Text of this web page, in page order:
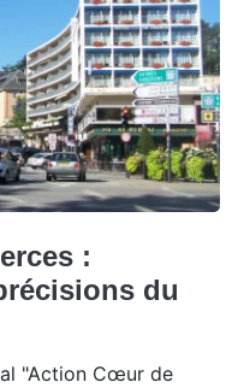
:
du
"Action Cœur de